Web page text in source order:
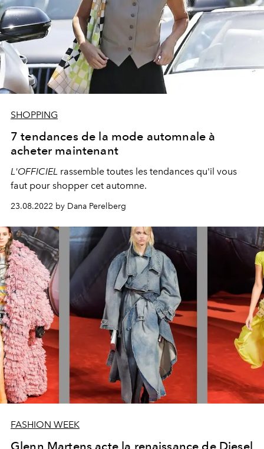
SHOPPING
7 tendances de la mode automnale à
acheter maintenant
L'OFFICIEL rassemble toutes les tendances qu'il vous
faut pour shopper cet automne.
23.08.2022 by Dana Perelberg
FASHION WEEK
Glenn Martens acte la renaissance de Diesel